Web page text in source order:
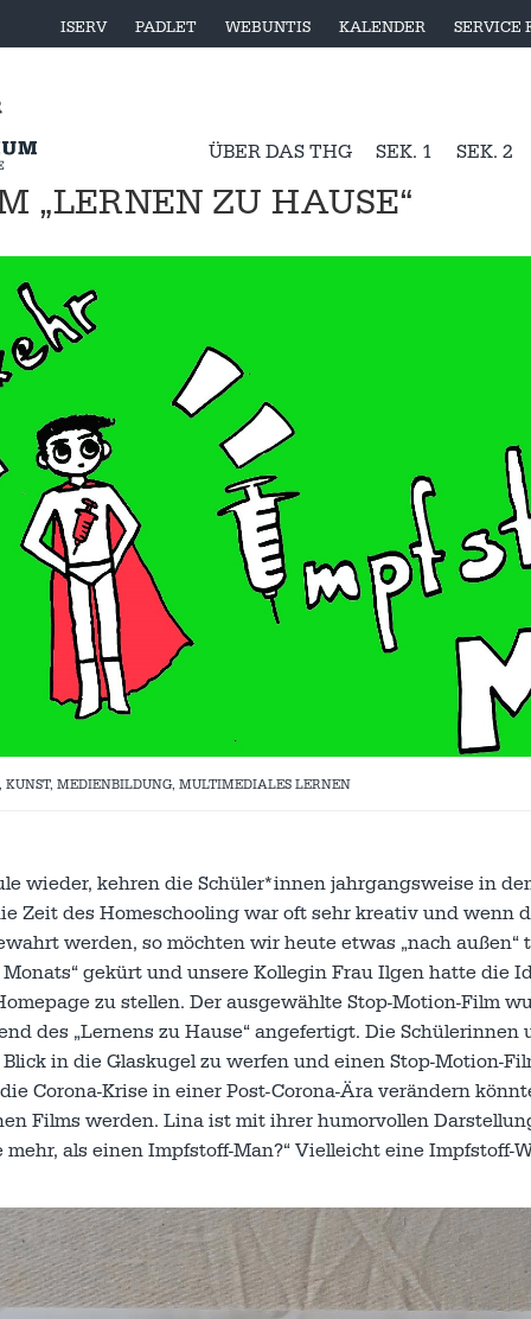
ISERV PADLET WEBUNTIS KALENDER SERVICE
ÜBER DAS THG SEK. 1 SEK. 2
„LERNEN ZU HAUSE“
, KUNST, MEDIENBILDUNG, MULTIMEDIALES LERNEN
wieder, kehren die Schüler*innen jahrgangsweise in
Zeit des Homeschooling war oft sehr kreativ und wenn
werden, so möchten wir heute etwas „nach
gekürt und unsere Kollegin Frau Ilgen hatte die
zu stellen. Der ausgewählte Stop-Motion-Film
des „Lernens zu Hause“ angefertigt. Die
in die Glaskugel zu werfen und einen Stop-Motion-
Corona-Krise in einer Post-Corona-Ära verändern
Films werden. Lina ist mit ihrer humorvollen
als einen Impfstoff-Man?“ Vielleicht eine Impfstoff-